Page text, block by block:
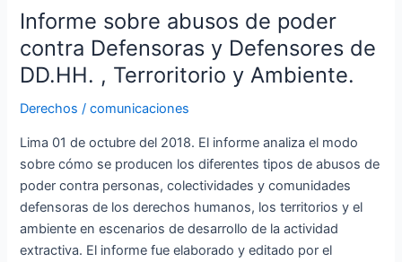
Informe sobre abusos de poder
contra Defensoras y Defensores de
DD.HH. , Terroritorio y Ambiente.
Derechos /comunicaciones
Lima 01 de octubre del 2018. El informe analiza el modo
sobre cómo se producen los diferentes tipos de abusos de
poder contra personas, colectividades y comunidades
defensoras de los derechos humanos, los territorios y el
ambiente en escenarios de desarrollo de la actividad
extractiva. El informe fue elaborado y editado por el